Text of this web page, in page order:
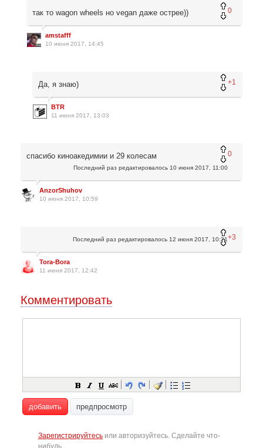
0
так то wagon wheels но vegan даже острее))
amstafff
10 июня 2017, 14:45
+1
Да, я знаю)
BTR
11 июня 2017, 13:03
0
спасибо киноакедимии и 29 колесам
Последний раз редактировалось 10 июня 2017, 11:00
AnzorShuhov
10 июня 2017, 10:59
+3
Последний раз редактировалось 12 июня 2017, 10:31
Tora-Bora
11 июня 2017, 12:42
Комментировать
добавить предпросмотр
Зарегистрируйтесь или авторизуйтесь. Сделайте что-
нибудь.